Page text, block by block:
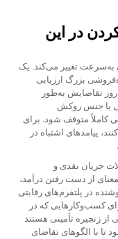
در این
تغییر می‌کند. یک
بزرگ ارزیابی
تقاضایش به‌طور
یا جنس روکش
متوقف شود. برای
پیامدهای اشتباه در
جریان نقدی و
از دست رفتن درآمد،
در پلتفرم‌های رقابتی
کسب‌وکارهایی که در
از زنجیره تأمینی هستند
تا با الگوهای تقاضای